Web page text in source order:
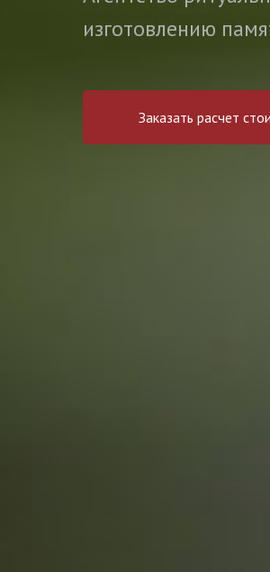
изготовлению
Заказать расчет